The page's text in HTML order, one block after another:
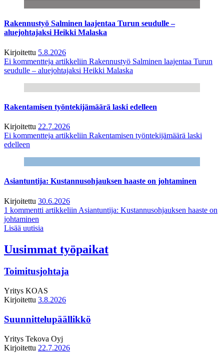
Rakennustyö Salminen laajentaa Turun seudulle –
aluejohtajaksi Heikki Malaska
Kirjoitettu 5.8.2026
Ei kommentteja artikkeliin Rakennustyö Salminen laajentaa Turun
seudulle – aluejohtajaksi Heikki Malaska
Rakentamisen työntekijämäärä laski edelleen
Kirjoitettu 22.7.2026
Ei kommentteja artikkeliin Rakentamisen työntekijämäärä laski
edelleen
Asiantuntija: Kustannusohjauksen haaste on johtaminen
Kirjoitettu 30.6.2026
1 kommentti artikkeliin Asiantuntija: Kustannusohjauksen haaste on
johtaminen
Lisää uutisia
Uusimmat työpaikat
Toimitusjohtaja
Yritys KOAS
Kirjoitettu 3.8.2026
Suunnittelupäällikkö
Yritys Tekova Oyj
Kirjoitettu 22.7.2026